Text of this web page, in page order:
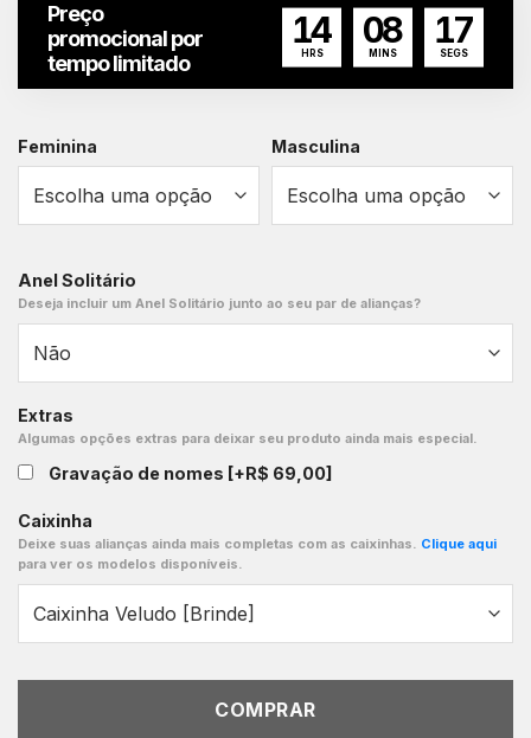
Preço
promocional por
tempo limitado
14
HRS
08
MINS
17
SEGS
Feminina Masculina
Anel Solitário
Deseja incluir um Anel Solitário junto ao seu par de alianças?
Extras
Algumas opções extras para deixar seu produto ainda mais especial.
Gravação de nomes [+R$ 69,00]
Caixinha
Deixe suas alianças ainda mais completas com as caixinhas. Clique aqui
para ver os modelos disponíveis.
COMPRAR